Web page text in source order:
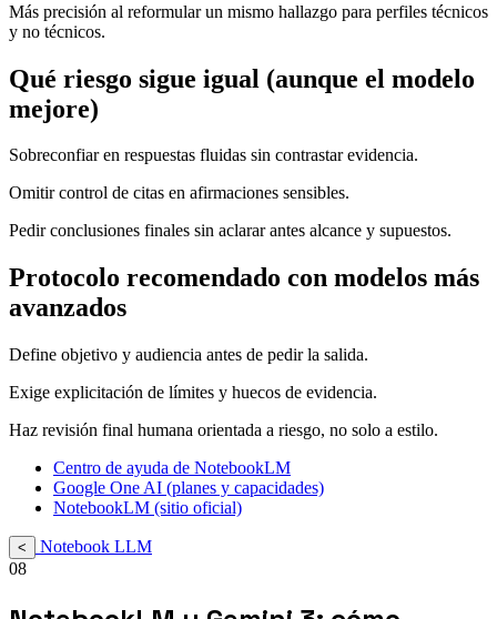
Más precisión al reformular un mismo hallazgo para perfiles técnicos
y no técnicos.
Qué riesgo sigue igual (aunque el modelo
mejore)
Sobreconfiar en respuestas fluidas sin contrastar evidencia.
Omitir control de citas en afirmaciones sensibles.
Pedir conclusiones finales sin aclarar antes alcance y supuestos.
Protocolo recomendado con modelos más
avanzados
Define objetivo y audiencia antes de pedir la salida.
Exige explicitación de límites y huecos de evidencia.
Haz revisión final humana orientada a riesgo, no solo a estilo.
Centro de ayuda de NotebookLM
Google One AI (planes y capacidades)
NotebookLM (sitio oficial)
<
Notebook LLM
08